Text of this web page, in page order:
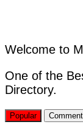
Welcome to
One of the
Directory.
Popular